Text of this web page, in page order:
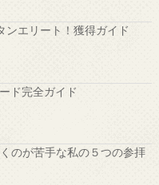
ンエリート！獲得ガイド
ド完全ガイド
のが苦手な私の５つの参拝